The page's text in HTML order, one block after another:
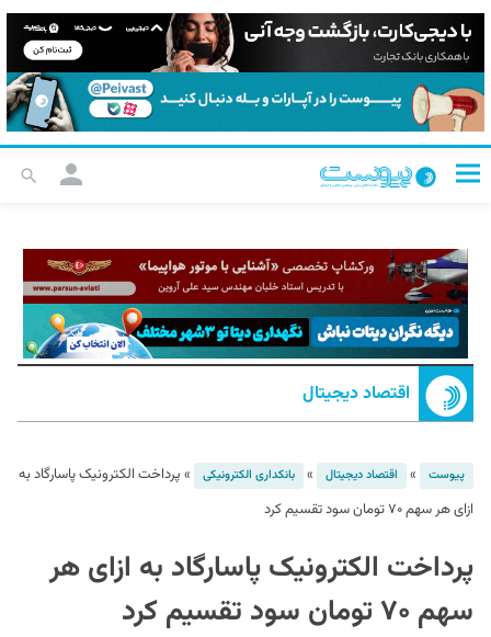
اقتصاد دیجیتال
پیوست » اقتصاد دیجیتال » بانکداری الکترونیکی » پرداخت الکترونیک پاسارگاد به
ازای هر سهم ۷۰ تومان سود تقسیم کرد
پرداخت الکترونیک پاسارگاد به ازای هر
سهم ۷۰ تومان سود تقسیم کرد